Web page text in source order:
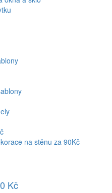
na stěnu za 90Kč
Kč